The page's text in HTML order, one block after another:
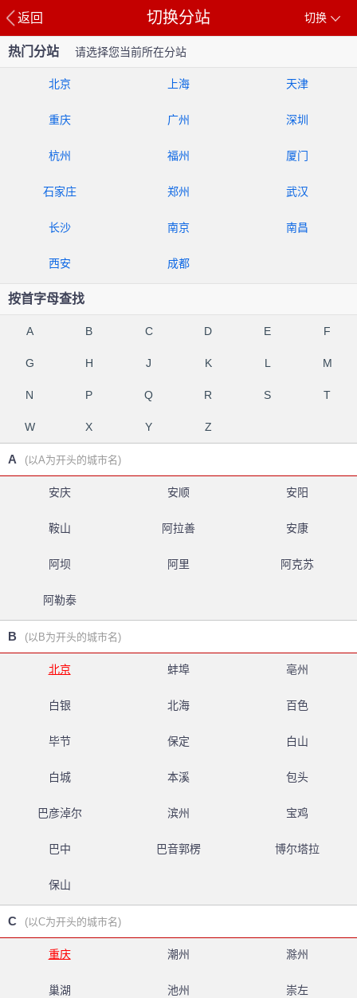
返回 切换
切换分站
热门分站 请选择您当前所在分站
北京 上海 天津
重庆 广州 深圳
杭州 福州 厦门
石家庄 郑州 武汉
长沙 南京 南昌
西安 成都
按首字母查找
A B C D E F
G H J K L M
N P Q R S T
W X Y Z
A (以A为开头的城市名)
安庆 安顺 安阳
鞍山 阿拉善 安康
阿坝 阿里 阿克苏
阿勒泰
B (以B为开头的城市名)
北京 蚌埠 亳州
白银 北海 百色
毕节 保定 白山
白城 本溪 包头
巴彦淖尔 滨州 宝鸡
巴中 巴音郭楞 博尔塔拉
保山
C (以C为开头的城市名)
重庆 潮州 滁州
巢湖 池州 崇左